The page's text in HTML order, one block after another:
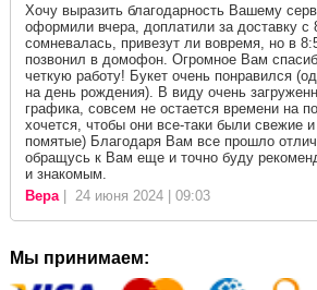
Хочу выразить благодарность Вашему
оформили вчера, доплатили за доставку с
сомневалась, привезут ли вовремя, но в
позвонил в домофон. Огромное Вам
четкую работу! Букет очень понравился
на день рождения). В виду очень
графика, совсем не остается времени на
хочется, чтобы они все-таки были свежие
помятые) Благодаря Вам все прошло
обращусь к Вам еще и точно буду
и знакомым.
Вера| 24 июня 2024 | 09:03
Мы принимаем: